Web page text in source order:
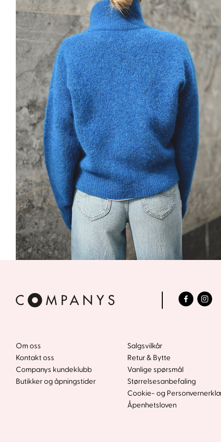
Om oss
Kontakt oss
Companys kundeklubb
Butikker og åpningstider
Salgsvilkår
Retur & Bytte
Vanlige spørsmål
Størrelsesanbefaling
Cookie- og
Åpenhetsloven